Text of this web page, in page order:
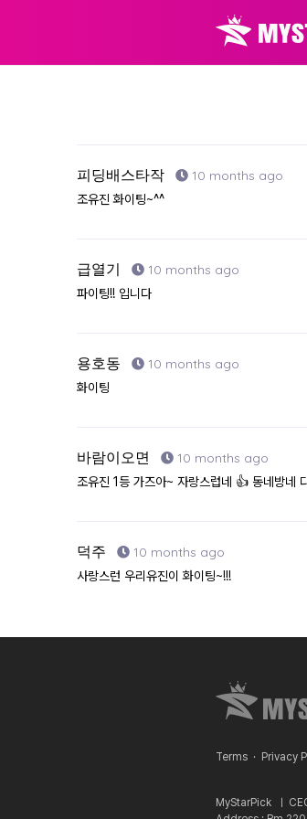
피딩배스타작 10 months ago
조유진 화이팅~^^
급열기 10 months ago
파이팅!! 입니다
용호동 10 months ago
화이팅
바람이오면 10 months ago
조유진 1등 가즈아~ 자랑스럽네 👍 동네방네
덕주 10 months ago
사랑스런 우리유진이 화이팅~!!!
Terms · Privacy
MyStarPick ㅣ